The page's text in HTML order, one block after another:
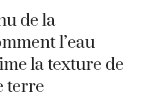
de la
l’eau
la texture de
terre